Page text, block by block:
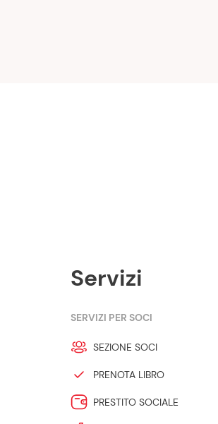
Servizi
SERVIZI PER SOCI
SEZIONE SOCI
PRENOTA LIBRO
PRESTITO SOCIALE